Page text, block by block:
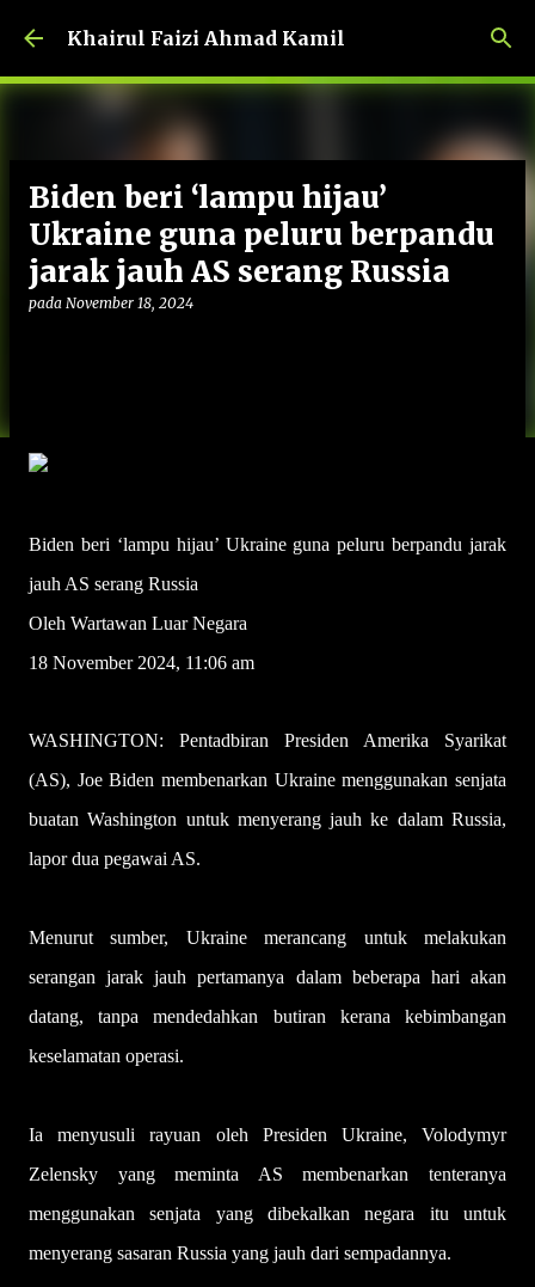
Langkau ke kandungan utama
Khairul Faizi Ahmad Kamil
Biden beri ‘lampu hijau’
Ukraine guna peluru berpandu
jarak jauh AS serang Russia
pada November 18, 2024
Biden beri ‘lampu hijau’ Ukraine guna peluru berpandu jarak
jauh AS serang Russia
Oleh Wartawan Luar Negara
18 November 2024, 11:06 am
WASHINGTON: Pentadbiran Presiden Amerika Syarikat
(AS), Joe Biden membenarkan Ukraine menggunakan senjata
buatan Washington untuk menyerang jauh ke dalam Russia,
lapor dua pegawai AS.
Menurut sumber, Ukraine merancang untuk melakukan
serangan jarak jauh pertamanya dalam beberapa hari akan
datang, tanpa mendedahkan butiran kerana kebimbangan
keselamatan operasi.
Ia menyusuli rayuan oleh Presiden Ukraine, Volodymyr
Zelensky yang meminta AS membenarkan tenteranya
menggunakan senjata yang dibekalkan negara itu untuk
menyerang sasaran Russia yang jauh dari sempadannya.